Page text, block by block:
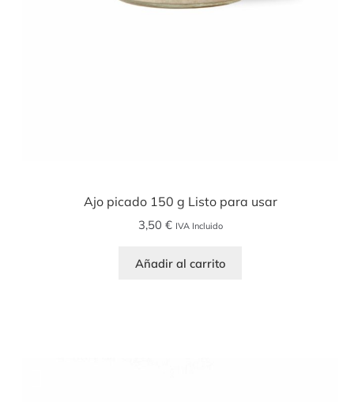
Ajo picado 150 g Listo para usar
3,50 € IVA Incluido
Añadir al carrito